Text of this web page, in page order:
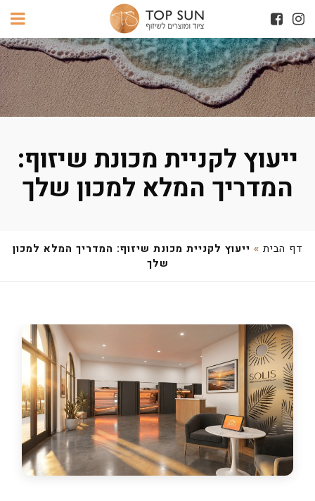
ייעוץ לקניית מכונת שיזוף:
המדריך המלא למכון שלך
דף הבית » ייעוץ לקניית מכונת שיזוף: המדריך המלא למכון
שלך